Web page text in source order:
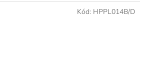
Kód: HPPL014B/D